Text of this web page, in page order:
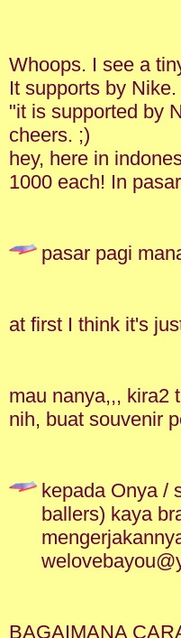
Whoops. I see a
It supports by Nike.
"it is supported by
cheers. ;)
hey, here in
1000 each! In
pasar pagi
at first I think it's
mau nanya,,, kira2
nih, buat souvenir
kepada Onya /
ballers) kaya
BAGAIMANA